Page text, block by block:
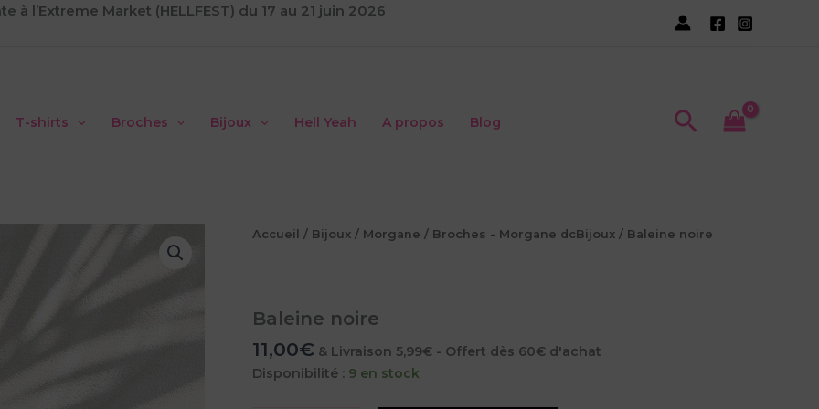
à l’Extreme Market (HELLFEST) du 17 au 21 juin 2026
T-shirts Broches Bijoux Hell Yeah A propos Blog
Accueil / Bijoux / Morgane / Broches - Morgane dcBijoux / Baleine noire
Baleine noire
11,00€ & Livraison 5,99€ - Offert dès 60€ d'achat
Disponibilité : 9 en stock